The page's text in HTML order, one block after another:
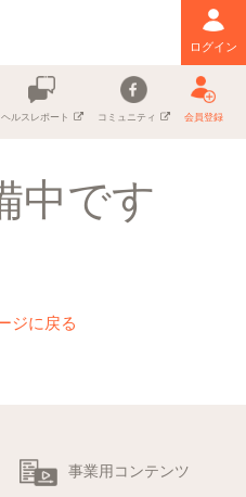
ログイン
ヘルスレポート コミュニティ 会員登録
中です
ジに戻る
事業用コンテンツ